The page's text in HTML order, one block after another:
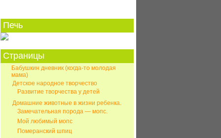
Печь
Страницы
Бабушкин дневник (когда-то молодая
мама)
Детское народное творчество
Развитие творчества у детей
Домашние животные в жизни ребенка.
Замечательная порода — мопс.
Мой любимый мопс
Померанский шпиц